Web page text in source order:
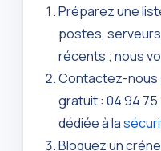
Préparez une
postes,
récents ; nous
Contactez-nous
gratuit : 04 94 75
dédiée à la
Bloquez un